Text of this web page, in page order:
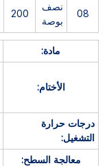
08
نصف
بوصة
200
مادة:
الأختام:
درجات حرارة
التشغيل:
معالجة السطح: